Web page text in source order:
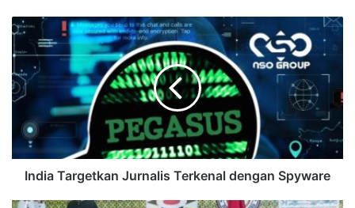
India Targetkan Jurnalis Terkenal dengan Spyware